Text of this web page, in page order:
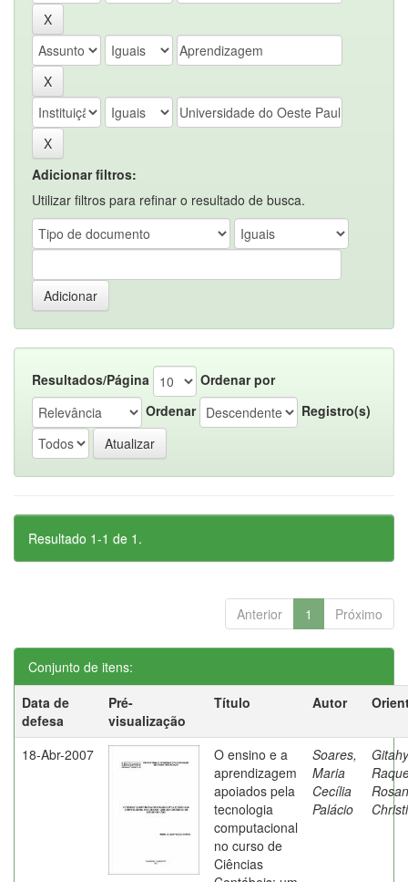
Adicionar filtros:
Utilizar filtros para refinar o resultado de busca.
Resultados/Página
Ordenar por
Ordenar
Registro(s)
Resultado 1-1 de 1.
Anterior 1 Próximo
Conjunto de itens:
Data de
defesa
Pré-
visualização
Título Autor
18-Abr-2007
O ensino e a
aprendizagem
apoiados pela
tecnologia
computacional
no curso de
Ciências
Soares,
Maria
Cecília
Palácio
Rosan